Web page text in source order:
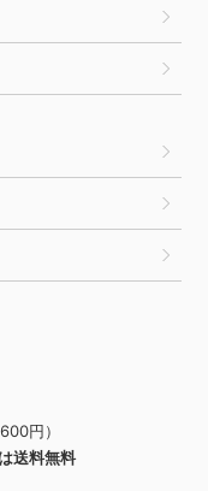
円）
送料無料